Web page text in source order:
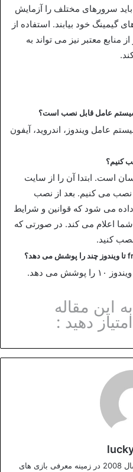
سرورهای مختلف را آزمایش
گیمینگ خود بیابند. استفاده از
منابع معتبر نیز می‌ تواند به
عامل قابل نصب است؟
عامل ویندوز، اندروید، آیفون
کنیم؟
است. ابتدا آن را از سایت
نصب می کنیم. بعد از نصب
می شود که قوانین و شرایط
اعلام می کند. در صورتی که
نصب کنید.
می دهد.
به این مقاله
امتیاز دهید :
تحلیلگر بازی های آنلاین هستم. از سال 2008 در زمینه معرفی بازی های